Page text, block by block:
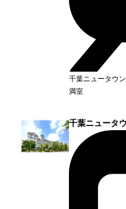
千葉ニュータウ
満室
千葉ニュータ